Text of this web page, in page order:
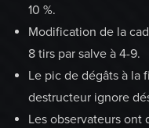
10 %.
Modification de la
8 tirs par salve à 4-9.
Le pic de dégâts à la
destructeur ignore
Les observateurs ont